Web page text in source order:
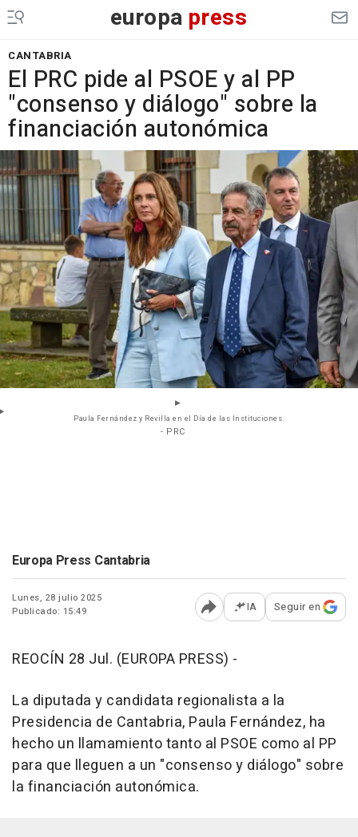
europa press
CANTABRIA
El PRC pide al PSOE y al PP
"consenso y diálogo" sobre la
financiación autonómica
Paula Fernández y Revilla en el Día de las Instituciones.
- PRC
Europa Press Cantabria
Lunes, 28 julio 2025
Publicado: 15:49
Abrir opciones para
IA Seguir en
REOCÍN 28 Jul. (EUROPA PRESS) -
La diputada y candidata regionalista a la
Presidencia de Cantabria, Paula Fernández, ha
hecho un llamamiento tanto al PSOE como al PP
para que lleguen a un "consenso y diálogo" sobre
la financiación autonómica.